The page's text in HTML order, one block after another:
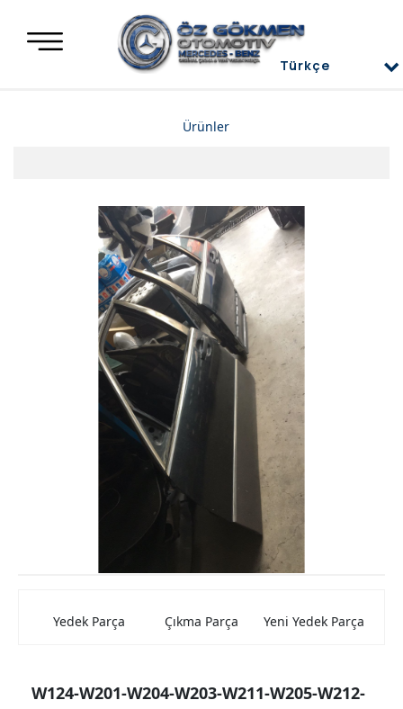
Ürünler
Mercedes Motor Aksamları ve Komple Motorlar
Mercedes Difransiyel
Mercedes Üst Kapaklar
Mercedes Direksiyon Power
Mercedes Radyatör ve İnterkol
Mercedes Ön ve Arka Tampon
Mercedes Kaporta Aksamları
Mercedes Elektrik Aksamları
Mercedes Farlar ve Stop Lambası
Mercedes Cam Krikosu
Mercedes Jantlar
Yedek Parça Çıkma Parça Yeni Yedek Parça
W124-W201-W204-W203-W211-W205-W212-
Türkçe
English